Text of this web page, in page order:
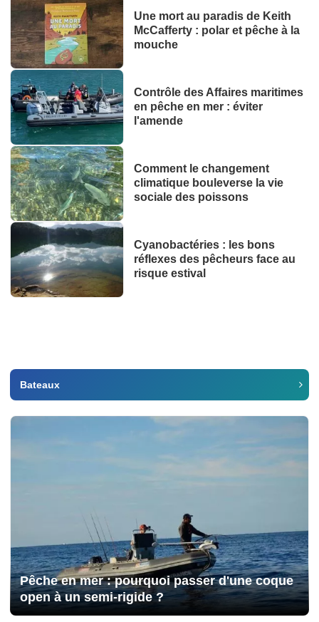
Une mort au paradis de Keith
McCafferty : polar et pêche à la
mouche
Contrôle des Affaires maritimes
en pêche en mer : éviter
l'amende
Comment le changement
climatique bouleverse la vie
sociale des poissons
Cyanobactéries : les bons
réflexes des pêcheurs face au
risque estival
Bateaux
Pêche en mer : pourquoi passer d'une coque
open à un semi-rigide ?